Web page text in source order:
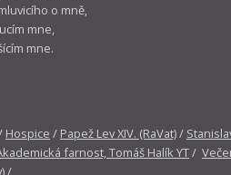
o mně,
mne,
mne.
Hospice / Papež Lev XIV. (RaVat)/
farnost, Tomáš Halík YT/
/